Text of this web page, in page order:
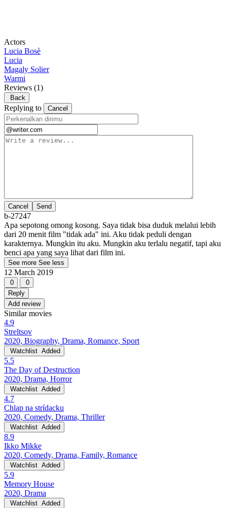
Actors
Lucia Bosè
Lucia
Magaly Solier
Warmi
Reviews (1)
Back
Replying to Cancel
Cancel
b-27247
Apa sepotong omong kosong. Saya tidak bisa duduk melalui lebih
dari 20 menit film "tidak ada" ini. Aku tidak peduli dengan
karakternya. Mungkin itu aku. Mungkin aku terlalu negatif, tapi aku
benci apa yang saya lihat dari film ini.
See more See less
12 March 2019
0
0
Reply
Add review
Similar movies
4.9
Streltsov
2020, Biography, Drama, Romance, Sport
Watchlist Added
5.5
The Day of Destruction
2020, Drama, Horror
Watchlist Added
4.7
Chlap na strídacku
2020, Comedy, Drama, Thriller
Watchlist Added
8.9
Ikko Mikke
2020, Comedy, Drama, Family, Romance
Watchlist Added
5.9
Memory House
2020, Drama
Watchlist Added